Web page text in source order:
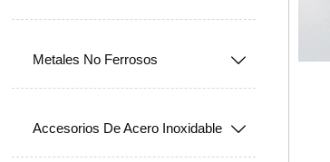
Metales No Ferrosos 
Accesorios De Acero Inoxidable 